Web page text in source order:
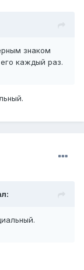
знаком
каждый раз.